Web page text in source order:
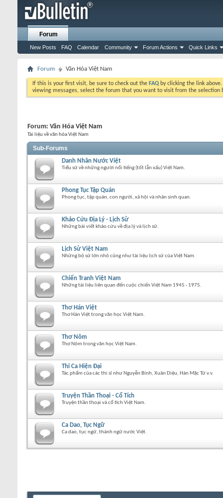
Forum
New Posts FAQ Calendar Community Forum Actions Quick Links
Forum Văn Hóa Việt Nam
If this is your first visit, be sure to check out the FAQ by clicking the link
viewing messages, select the forum that you want to visit from the selection
Forum: Văn Hóa Việt Nam
Tài liệu về văn hóa Việt Nam
Sub-Forums
Danh Nhân Nước Việt
Tiểu sử về những người nổi tiếng (tốt lẫn xấu) Việt Nam.
Phong Tục Tập Quán
Phong tục, tập quán, con người, xã hội và nhân sinh quan.
Khảo Cứu Địa Lý - Lịch Sử
Những bài viết khảo cứu về địa lý và lịch sử.
Lịch Sử Việt Nam
Những bộ sử lớn nhỏ cũng như tài liệu lịch sử của Việt Nam.
Chiến Tranh Việt Nam
Những tài liệu liên quan đến cuộc chiến Việt Nam 1945 - 1975.
Thơ Hán Việt
Thơ Hán Việt trong văn học Việt Nam.
Thơ Nôm
Thơ Nôm trong văn học Việt Nam.
Thi Ca Hiện Đại
Tác phẩm của các thi sĩ như Nguyễn Bính, Xuân Diệu, Hàn Mặc Tử v.v.
Truyện Thần Thoại - Cổ Tích
Truyện thần thoại và cổ tích Việt Nam.
Ca Dao, Tục Ngữ
Ca dao, tục ngữ, thành ngữ nước Việt.